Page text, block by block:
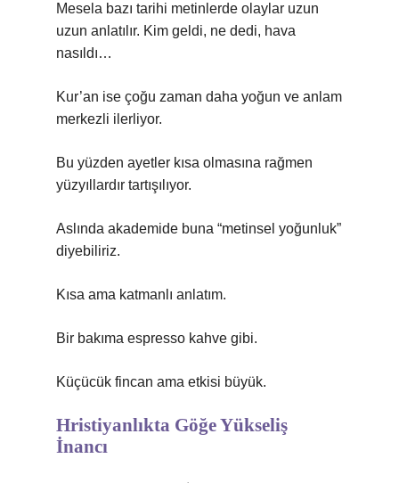
Mesela bazı tarihi metinlerde olaylar uzun
uzun anlatılır. Kim geldi, ne dedi, hava
nasıldı…
Kur’an ise çoğu zaman daha yoğun ve anlam
merkezli ilerliyor.
Bu yüzden ayetler kısa olmasına rağmen
yüzyıllardır tartışılıyor.
Aslında akademide buna “metinsel yoğunluk”
diyebiliriz.
Kısa ama katmanlı anlatım.
Bir bakıma espresso kahve gibi.
Küçücük fincan ama etkisi büyük.
Hristiyanlıkta Göğe Yükseliş
İnancı